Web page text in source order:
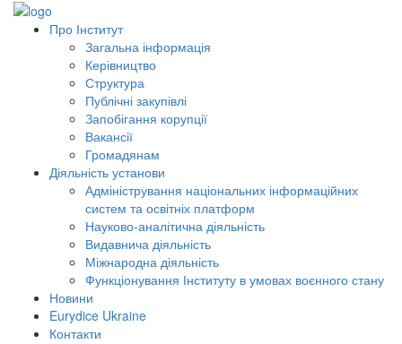
Про Інститут
Загальна інформація
Керівництво
Структура
Публічні закупівлі
Запобігання корупції
Вакансії
Громадянам
Діяльність установи
Адміністрування національних інформаційних
систем та освітніх платформ
Науково-аналітична діяльність
Видавнича діяльність
Міжнародна діяльність
Функціонування Інституту в умовах воєнного стану
Новини
Eurydice Ukraine
Контакти